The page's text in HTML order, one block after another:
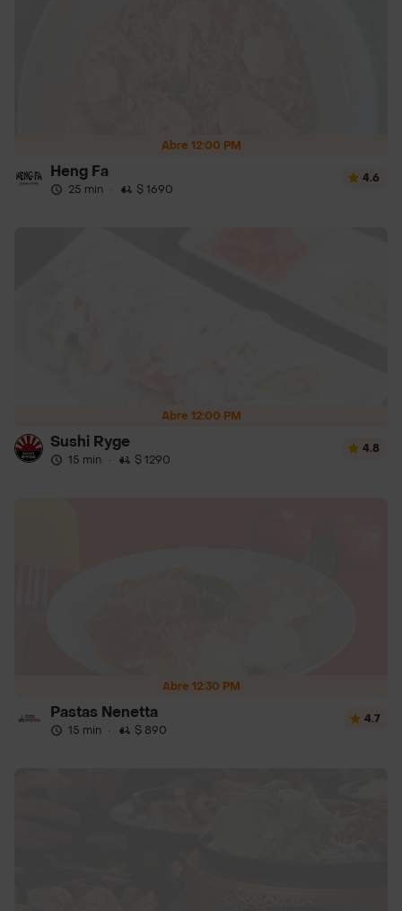
Abre 12:00 PM
Heng Fa
25 min · $ 1690
4.6
Abre 12:00 PM
Sushi Ryge
15 min · $ 1290
4.8
Abre 12:30 PM
Pastas Nenetta
15 min · $ 890
4.7